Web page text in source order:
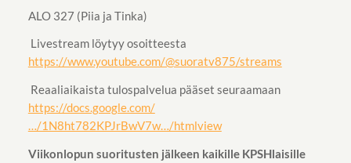
ALO 327 (Piia ja Tinka)
Livestream löytyy osoitteesta
https://www.youtube.com/@suoratv875/streams
Reaaliaikaista tulospalvelua pääset seuraamaan
https://docs.google.com/
…/1N8ht782KPJrBwV7w…/htmlview
Viikonlopun suoritusten jälkeen kaikille KPSHlaisille